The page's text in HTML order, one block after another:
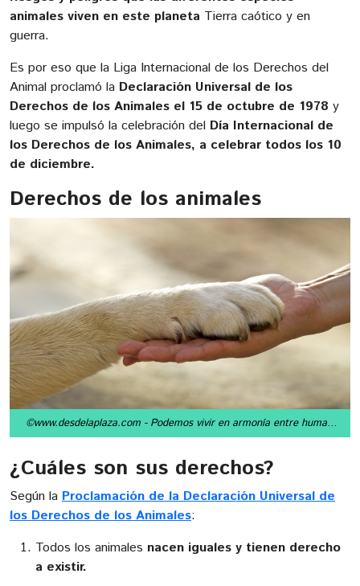
animales viven en este planeta Tierra caótico y en
guerra.
Es por eso que la Liga Internacional de los Derechos del
Animal proclamó la Declaración Universal de los
Derechos de los Animales el 15 de octubre de 1978 y
luego se impulsó la celebración del Día Internacional de
los Derechos de los Animales, a celebrar todos los 10
de diciembre.
Derechos de los animales
©www.desdelaplaza.com - Podemos vivir en armonía entre humanos y animales.
¿Cuáles son sus derechos?
Según la Proclamación de la Declaración Universal de
los Derechos de los Animales:
Todos los animales nacen iguales y tienen derecho
a existir.